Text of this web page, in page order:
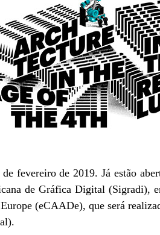
de fevereiro de 2019. Já estão
de Gráfica Digital (Sigradi),
(eCAADe), que será